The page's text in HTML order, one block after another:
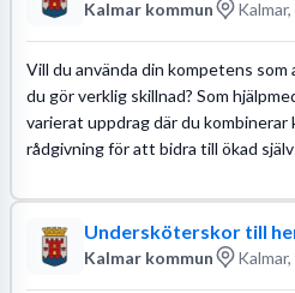
Kalmar kommun
Vill du använda din kompetens
du gör verklig skillnad? Som
varierat uppdrag där du kombinerar
rådgivning för att bidra till ökad
Undersköterskor till
Kalmar kommun